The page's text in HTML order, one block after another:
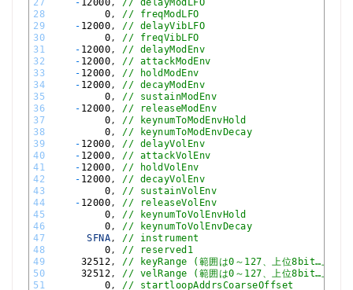
27
28
29
30
31
32
33
34
35
36
37
38
39
40
41
42
43
44
45
46
47
48
49
50
51
- 12000,
// delayModLFO
0,
// freqModLFO
- 12000,
// delayVibLFO
0,
// freqVibLFO
- 12000,
// delayModEnv
- 12000,
// attackModEnv
- 12000,
// holdModEnv
- 12000,
// decayModEnv
0,
// sustainModEnv
- 12000,
// releaseModEnv
0,
// keynumToModEnvHold
0,
// keynumToModEnvDecay
- 12000,
// delayVolEnv
- 12000,
// attackVolEnv
- 12000,
// holdVolEnv
- 12000,
// decayVolEnv
0,
// sustainVolEnv
- 12000,
// releaseVolEnv
0,
// keynumToVolEnvHold
0,
// keynumToVolEnvDecay
SFNA,
// instrument
0,
// reserved1
32512,
// keyRange (範囲は0～127、上位8bit…上限
32512,
// velRange (範囲は0～127、上位8bit…上限
0,
// startloopAddrsCoarseOffset